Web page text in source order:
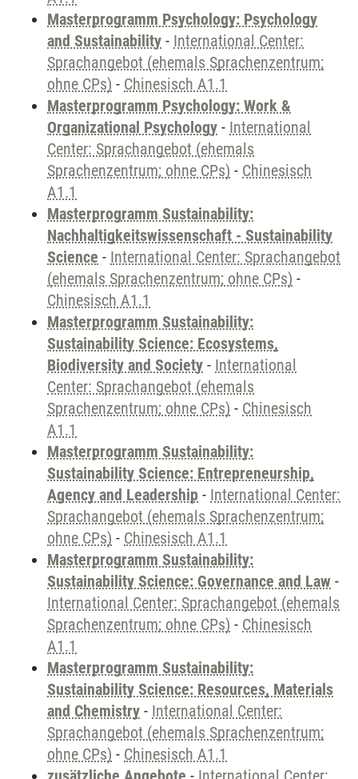
Masterprogramm Psychology: Psychology
and Sustainability - International Center:
Sprachangebot (ehemals Sprachenzentrum;
ohne CPs) - Chinesisch A1.1
Masterprogramm Psychology: Work &
Organizational Psychology - International
Center: Sprachangebot (ehemals
Sprachenzentrum; ohne CPs) - Chinesisch
A1.1
Masterprogramm Sustainability:
Nachhaltigkeitswissenschaft - Sustainability
Science - International Center: Sprachangebot
(ehemals Sprachenzentrum; ohne CPs) -
Chinesisch A1.1
Masterprogramm Sustainability:
Sustainability Science: Ecosystems,
Biodiversity and Society - International
Center: Sprachangebot (ehemals
Sprachenzentrum; ohne CPs) - Chinesisch
A1.1
Masterprogramm Sustainability:
Sustainability Science: Entrepreneurship,
Agency and Leadership - International Center:
Sprachangebot (ehemals Sprachenzentrum;
ohne CPs) - Chinesisch A1.1
Masterprogramm Sustainability:
Sustainability Science: Governance and Law -
International Center: Sprachangebot (ehemals
Sprachenzentrum; ohne CPs) - Chinesisch
A1.1
Masterprogramm Sustainability:
Sustainability Science: Resources, Materials
and Chemistry - International Center:
Sprachangebot (ehemals Sprachenzentrum;
ohne CPs) - Chinesisch A1.1